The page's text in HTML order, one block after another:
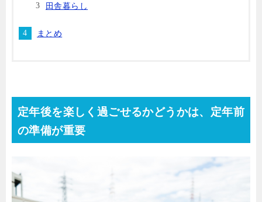
田舎暮らし
まとめ
定年後を楽しく過ごせるかどうかは、定年前
の準備が重要